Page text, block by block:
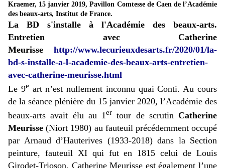
Kraemer, 15 janvier 2019, Pavillon Comtesse de Caen de l’Académie
des beaux-arts, Institut de France.
La BD s'installe à l'Académie des beaux-arts.
Entretien avec Catherine
Meurisse
http://www.lecurieuxdesarts.fr/2020/01/la-
bd-s-installe-a-l-academie-des-beaux-arts-entretien-
avec-catherine-meurisse.html
Le 9e art n’est nullement inconnu quai Conti. Au cours
de la séance plénière du 15 janvier 2020, l’Académie des
beaux-arts avait élu au 1er tour de scrutin Catherine
Meurisse(Niort 1980) au fauteuil précédemment occupé
par Arnaud d’Hauterives (1933-2018) dans la Section
peinture, fauteuil XI qui fut en 1815 celui de Louis
Girodet-Trioson. Catherine Meurisse est également l’une